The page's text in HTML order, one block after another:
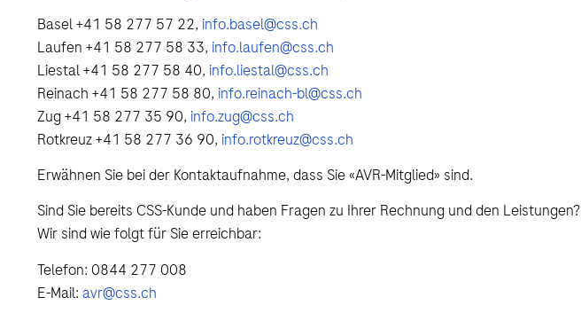
Basel +41 58 277 57 22, info.basel@css.ch
Laufen +41 58 277 58 33, info.laufen@css.ch
Liestal +41 58 277 58 40, info.liestal@css.ch
Reinach +41 58 277 58 80, info.reinach-bl@css.ch
Zug +41 58 277 35 90, info.zug@css.ch
Rotkreuz +41 58 277 36 90, info.rotkreuz@css.ch
Erwähnen Sie bei der Kontaktaufnahme, dass Sie «AVR-Mitglied» sind.
Sind Sie bereits CSS-Kunde und haben Fragen zu Ihrer Rechnung und den Leistungen?
Wir sind wie folgt für Sie erreichbar:
Telefon: 0844 277 008
E-Mail: avr@css.ch